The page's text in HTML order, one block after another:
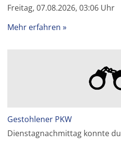
Freitag, 07.08.2026, 03:06 Uhr
Mehr erfahren
Gestohlener PKW
Dienstagnachmittag konnte